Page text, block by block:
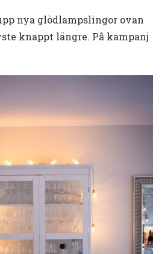
nya glödlampslingor ovan
knappt längre. På kampanj